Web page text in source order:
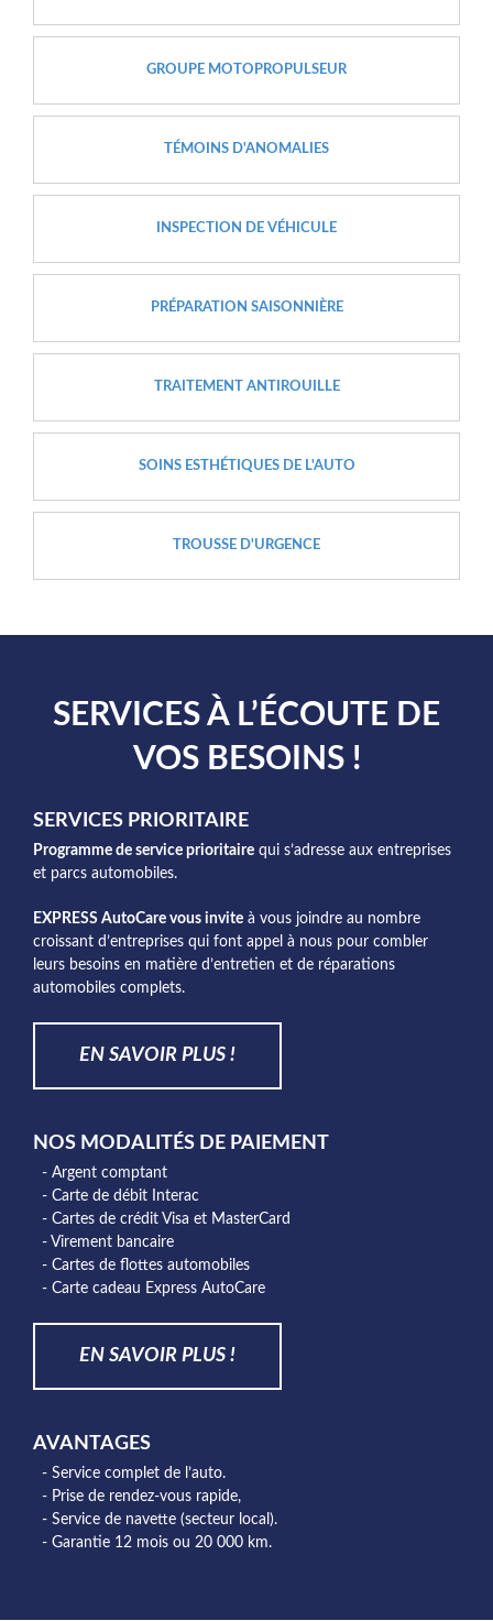
GROUPE MOTOPROPULSEUR
TÉMOINS D'ANOMALIES
INSPECTION DE VÉHICULE
PRÉPARATION SAISONNIÈRE
TRAITEMENT ANTIROUILLE
SOINS ESTHÉTIQUES DE L'AUTO
TROUSSE D'URGENCE
SERVICES À L’ÉCOUTE DE
VOS BESOINS !
SERVICES PRIORITAIRE
Programme de service prioritaire qui s’adresse aux entreprises
et parcs automobiles.
EXPRESS AutoCare vous invite à vous joindre au nombre
croissant d’entreprises qui font appel à nous pour combler
leurs besoins en matière d’entretien et de réparations
automobiles complets.
EN SAVOIR PLUS !
NOS MODALITÉS DE PAIEMENT
- Argent comptant
- Carte de débit Interac
- Cartes de crédit Visa et MasterCard
- Virement bancaire
- Cartes de flottes automobiles
- Carte cadeau Express AutoCare
EN SAVOIR PLUS !
AVANTAGES
- Service complet de l’auto.
- Prise de rendez-vous rapide,
- Service de navette (secteur local).
- Garantie 12 mois ou 20 000 km.